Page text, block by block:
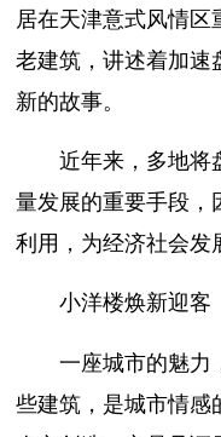
居在天津意式风情
老建筑，讲述着加
新的故事。
近年来，多地将
量发展的重要手段
利用，为经济社会发
小洋楼焕新迎客
一座城市的魅力
些建筑，是城市情